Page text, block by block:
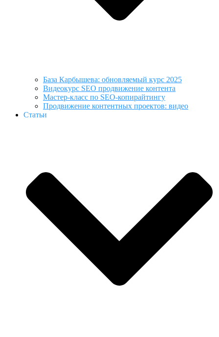
База Карбышева: обновляемый курс 2025
Видеокурс SEO продвижение контента
Мастер-класс по SEO-копирайтингу
Продвижение контентных проектов: видео
Статьи